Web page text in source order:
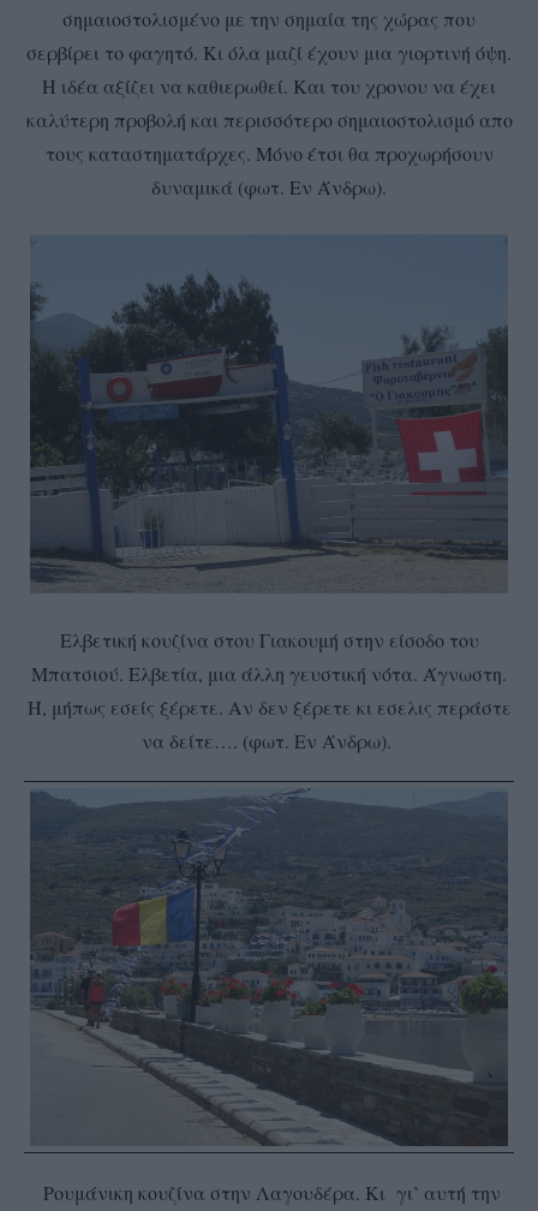
σημαιοστολισμένο με την σημαία της χώρας που
σερβίρει το φαγητό. Κι όλα μαζί έχουν μια γιορτινή όψη.
Η ιδέα αξίζει να καθιερωθεί. Και του χρονου να έχει
καλύτερη προβολή και περισσότερο σημαιοστολισμό απο
τους καταστηματάρχες. Μόνο έτσι θα προχωρήσουν
δυναμικά (φωτ. Εν Άνδρω).
Ελβετική κουζίνα στου Γιακουμή στην είσοδο του
Μπατσιού. Ελβετία, μια άλλη γευστική νότα. Άγνωστη.
Ή, μήπως εσείς ξέρετε. Αν δεν ξέρετε κι εσελις περάστε
να δείτε…. (φωτ. Εν Άνδρω).
Ρουμάνικη κουζίνα στην Λαγουδέρα. Κι γι’ αυτή την